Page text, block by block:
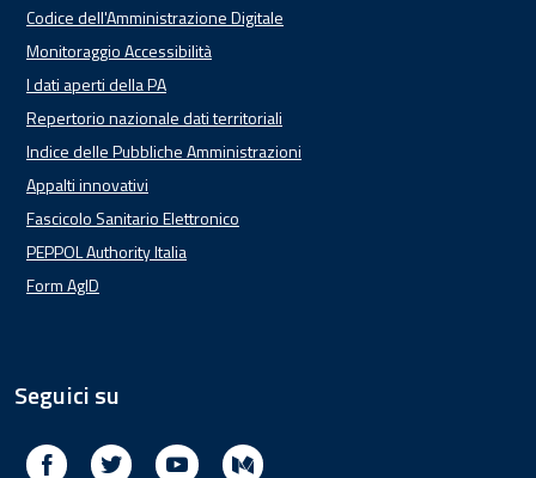
Codice dell'Amministrazione Digitale
Monitoraggio Accessibilità
I dati aperti della PA
Repertorio nazionale dati territoriali
Indice delle Pubbliche Amministrazioni
Appalti innovativi
Fascicolo Sanitario Elettronico
PEPPOL Authority Italia
Form AgID
Seguici su
Facebook Twitter Youtube